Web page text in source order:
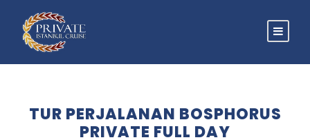
TUR PERJALANAN BOSPHORUS
PRIVATE FULL DAY